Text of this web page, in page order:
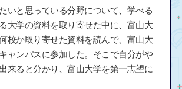
いと思っている分野について、学べる
大学の資料を取り寄せた中に、富山大
校か取り寄せた資料を読んで、富山大
ャンパスに参加した。そこで自分がや
来ると分かり、富山大学を第一志望に